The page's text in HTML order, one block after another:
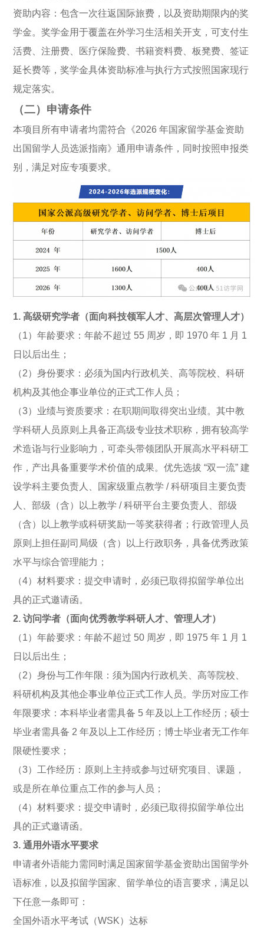
资助内容：包含一次往返国际旅费，以及资助期限内的奖
学金。奖学金用于覆盖在外学习生活相关开支，可支付生
活费、注册费、医疗保险费、书籍资料费、板凳费、签证
延长费等，奖学金具体资助标准与执行方式按照国家现行
规定落实。
（二）申请条件
本项目所有申请者均需符合《2026 年国家留学基金资助
出国留学人员选派指南》通用申请条件，同时按照申报类
别，满足对应专项要求。
1. 高级研究学者（面向科技领军人才、高层次管理人才）
（1）年龄要求：年龄不超过 55 周岁，即 1970 年 1 月 1
日以后出生；
（2）身份要求：必须为国内行政机关、高等院校、科研
机构及其他企事业单位的正式工作人员；
（3）业绩与资质要求：在职期间取得突出业绩。其中教
学科研人员原则上具备正高级专业技术职称，拥有较高学
术造诣与行业影响力，可牵头带领团队开展高水平科研工
作，产出具备重要学术价值的成果。优先选拔 “双一流” 建
设学科主要负责人、国家级重点教学 / 科研项目主要负责
人、部级（含）以上教学 / 科研平台主要负责人、部级
（含）以上教学或科研奖励一等奖获得者；行政管理人员
原则上担任副司局级（含）以上行政职务，具备优秀政策
水平与综合管理能力；
（4）材料要求：提交申请时，必须已取得拟留学单位出
具的正式邀请函。
2. 访问学者（面向优秀教学科研人才、管理人才）
（1）年龄要求：年龄不超过 50 周岁，即 1975 年 1 月 1
日以后出生；
（2）身份与工作年限：须为国内行政机关、高等院校、
科研机构及其他企事业单位正式工作人员。学历对应工作
年限要求：本科毕业者需具备 5 年及以上工作经历；硕士
毕业者需具备 2 年及以上工作经历；博士毕业者无工作年
限硬性要求；
（3）工作经历：原则上主持或参与过研究项目、课题，
或是所在单位重点工作的参与人员；
（4）材料要求：提交申请时，必须已取得拟留学单位出
具的正式邀请函。
3. 通用外语水平要求
申请者外语能力需同时满足国家留学基金资助出国留学外
语标准，以及拟留学国家、留学单位的语言要求，满足以
下任意一条即可：
全国外语水平考试（WSK）达标